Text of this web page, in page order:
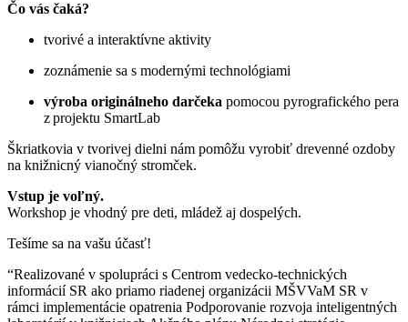
Čo vás čaká?
tvorivé a interaktívne aktivity
zoznámenie sa s modernými technológiami
výroba originálneho darčeka pomocou pyrografického pera
z projektu SmartLab
Škriatkovia v tvorivej dielni nám pomôžu vyrobiť drevenné ozdoby
na knižnicný vianočný stromček.
Vstup je voľný.
Workshop je vhodný pre deti, mládež aj dospelých.
Tešíme sa na vašu účasť!
“Realizované v spolupráci s Centrom vedecko-technických
informácií SR ako priamo riadenej organizácii MŠVVaM SR v
rámci implementácie opatrenia Podporovanie rozvoja inteligentných